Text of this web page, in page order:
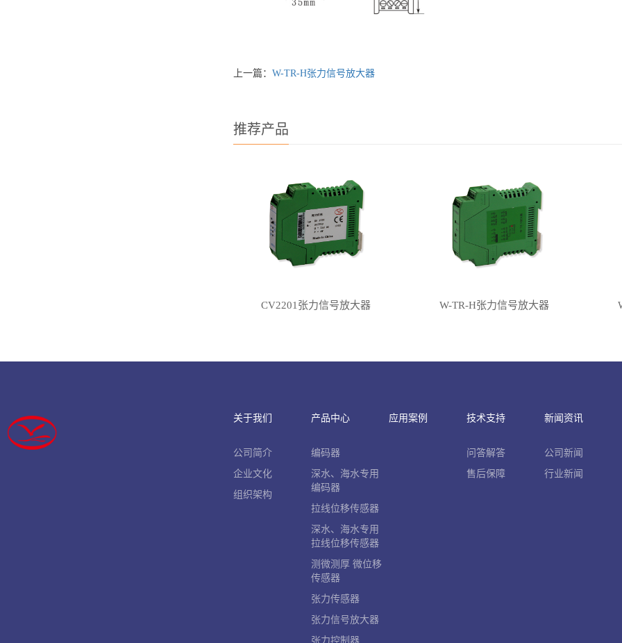
上一篇： W-TR-H张力信号放大器
推荐产品
CV2201张力信号放大器 W-TR-H张力信号放大器
关于我们
公司简介
企业文化
组织架构
产品中心
编码器
深水、海水专用
编码器
拉线位移传感器
深水、海水专用
拉线位移传感器
测微测厚 微位移
传感器
张力传感器
张力信号放大器
张力控制器
应用案例 技术支持
问答解答
售后保障
新闻资讯
公司新闻
行业新闻